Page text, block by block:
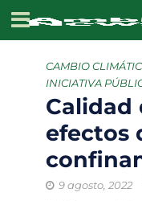
CAMBIO
INICIATIVA
Calidad
efectos
9 agosto, 2022